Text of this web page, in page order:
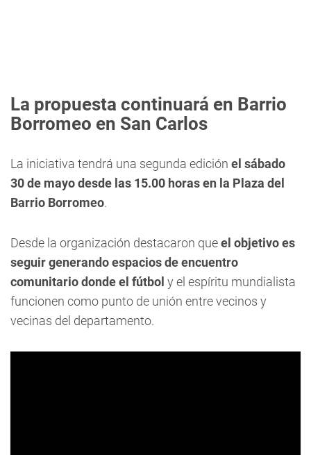
La propuesta continuará en Barrio
Borromeo en San Carlos
La iniciativa tendrá una segunda edición el sábado
30 de mayo desde las 15.00 horas en la Plaza del
Barrio Borromeo.
Desde la organización destacaron queel objetivo es
seguir generando espacios de encuentro
comunitario donde el fútbol y el espíritu mundialista
funcionen como punto de unión entre vecinos y
vecinas del departamento.